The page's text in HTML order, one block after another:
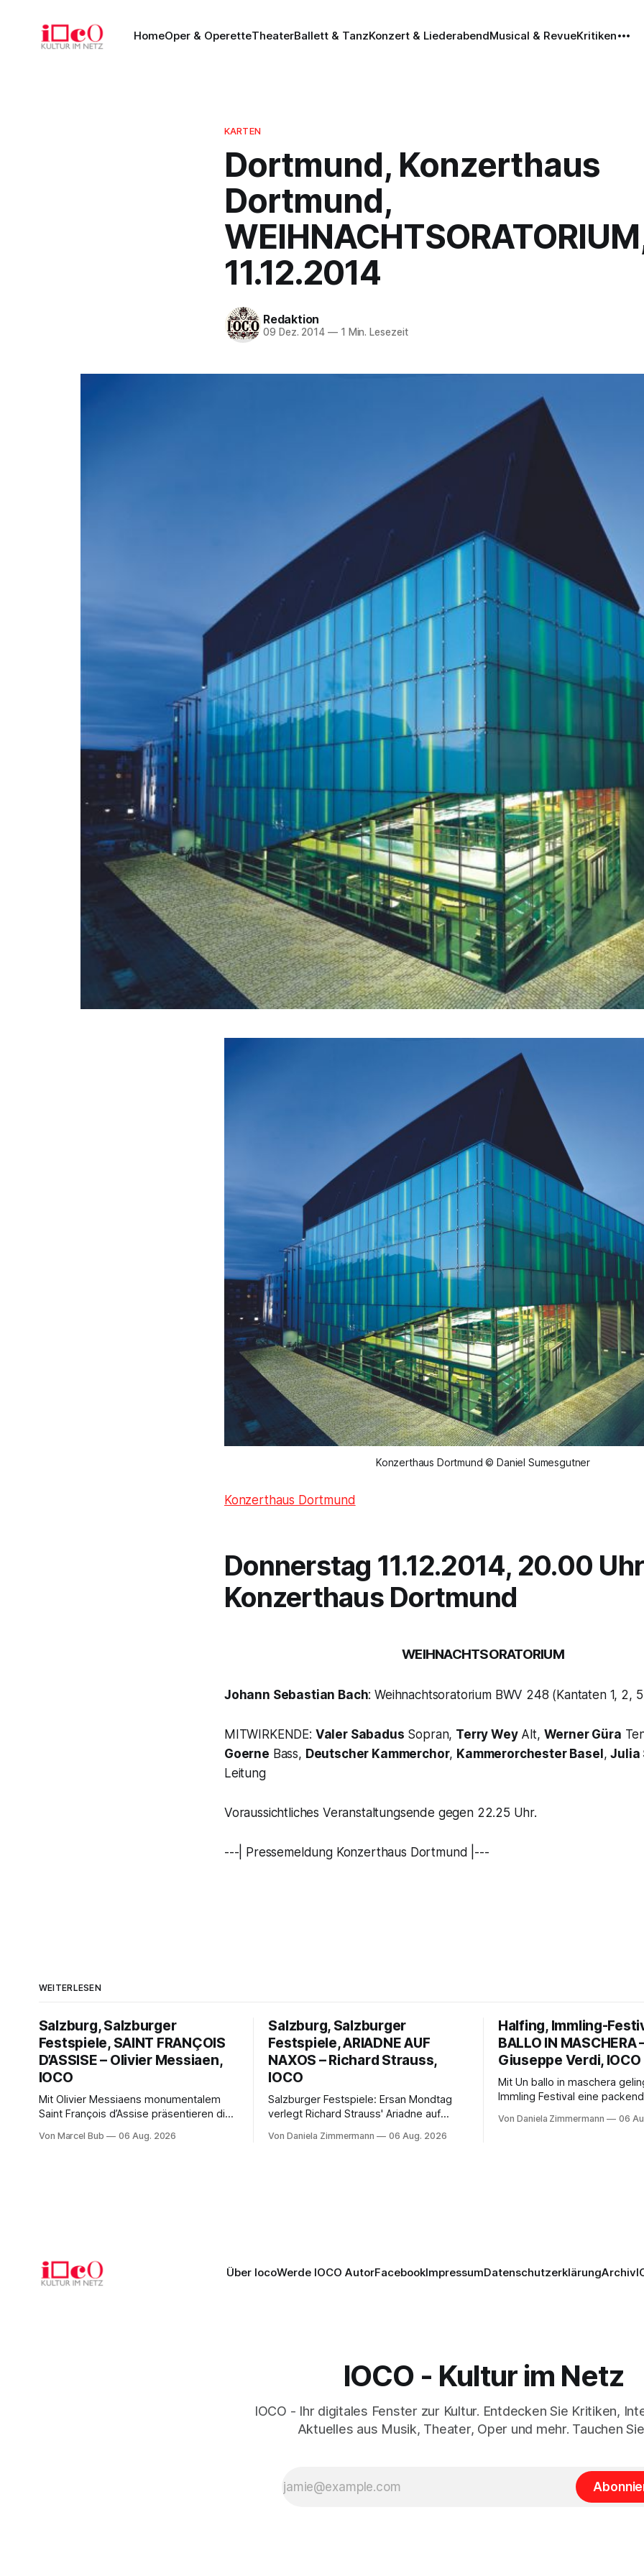
HomeOper & OperetteTheaterBallett & TanzKonzert & LiederabendMusical & RevueKritiken
KARTEN
Dortmund, Konzerthaus
Dortmund,
11.12.2014
Redaktion
09 Dez. 2014 —1 Min. Lesezeit
Konzerthaus Dortmund © Daniel Sumesgutner
Konzerthaus Dortmund
Donnerstag 11.12.2014, 20.00
Konzerthaus Dortmund
WEIHNACHTSORATORIUM
Johann Sebastian Bach: Weihnachtsoratorium BWV 248 (Kantaten 1, 2,
MITWIRKENDE: Valer Sabadus Sopran, Terry WeyAlt, Werner Güra
Goerne Bass, Deutscher Kammerchor, Kammerorchester Basel,Julia
Leitung
Voraussichtliches Veranstaltungsende gegen 22.25 Uhr.
---| Pressemeldung Konzerthaus Dortmund |---
WEITERLESEN
Salzburg, Salzburger
Festspiele, SAINT FRANÇOIS
D’ASSISE – Olivier Messiaen,
IOCO
Mit Olivier Messiaens monumentalem
Saint François d’Assise präsentieren die
außergewöhnlichen Opernabend.
Von Marcel Bub 06 Aug. 2026
Salzburg, Salzburger
Festspiele, ARIADNE AUF
NAXOS – Richard Strauss,
IOCO
Salzburger Festspiele: Ersan Mondtag
verlegt Richard Strauss' Ariadne auf
Science-Fiction mit Opernklassik.
Von Daniela Zimmermann 06 Aug. 2026
Halfing, Immling-
BALLO IN MASCHERA
Giuseppe Verdi, IOCO
Mit Un ballo in maschera
Immling Festival eine
Wirklichkeit. Verena von
Von Daniela Zimmermann 06
Über IocoWerde IOCO AutorFacebookImpressumDatenschutzerklärungArchiv
IOCO - Kultur im Netz
IOCO - Ihr digitales Fenster zur Kultur. Entdecken Sie Kritiken,
Aktuelles aus Musik, Theater, Oper und mehr. Tauchen